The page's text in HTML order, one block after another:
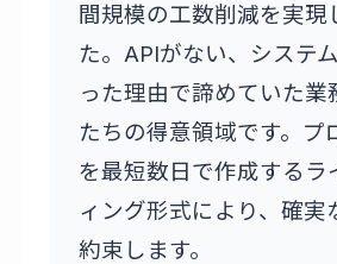
間規模の工数削減を実現
た。APIがない、システ
った理由で諦めていた業
たちの得意領域です。プ
を最短数日で作成するラ
ィング形式により、確実
約束します。